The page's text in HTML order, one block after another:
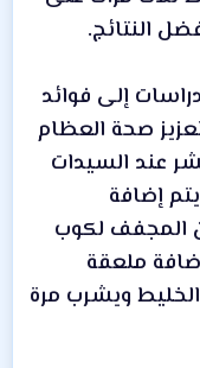
النتائج.
إلى فوائد
صحة العظام
عند السيدات
إضافة
المجفف لكوب
ملعقة
ويشرب مرة